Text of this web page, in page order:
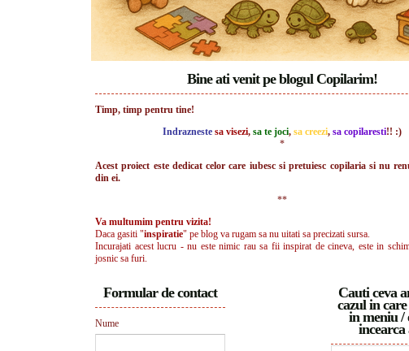
Bine ati venit pe blogul Copilarim!
Timp, timp pentru tine!
Indrazneste sa visezi, sa te joci, sa creezi, sa copilaresti!! :)
*
Acest proiect este dedicat celor care iubesc si pretuiesc copilaria si nu
din ei.
**
Va multumim pentru vizita!
Daca gasiti "inspiratie" pe blog va rugam sa nu uitati sa precizati sursa.
Incurajati acest lucru - nu este nimic rau sa fii inspirat de cineva, este in
josnic sa furi.
Cauti ceva
cazul in care
in meniu /
incearca
Formular de contact
Nume